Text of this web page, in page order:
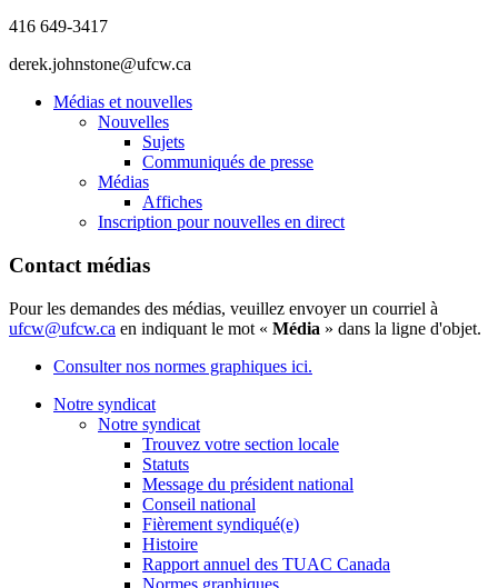
416 649-3417
derek.johnstone@ufcw.ca
Médias et nouvelles
Nouvelles
Sujets
Communiqués de presse
Médias
Affiches
Inscription pour nouvelles en direct
Contact médias
Pour les demandes des médias, veuillez envoyer un courriel à
ufcw@ufcw.ca en indiquant le mot « Média » dans la ligne d'objet.
Consulter nos normes graphiques ici.
Notre syndicat
Notre syndicat
Trouvez votre section locale
Statuts
Message du président national
Conseil national
Fièrement syndiqué(e)
Histoire
Rapport annuel des TUAC Canada
Normes graphiques